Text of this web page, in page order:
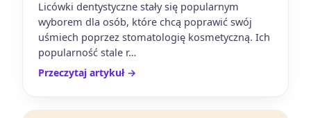
Licówki dentystyczne stały się popularnym
wyborem dla osób, które chcą poprawić swój
uśmiech poprzez stomatologię kosmetyczną. Ich
popularność stale r…
Przeczytaj artykuł→